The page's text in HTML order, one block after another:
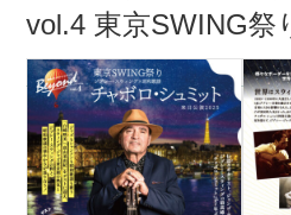
vol.4 東京SWING祭